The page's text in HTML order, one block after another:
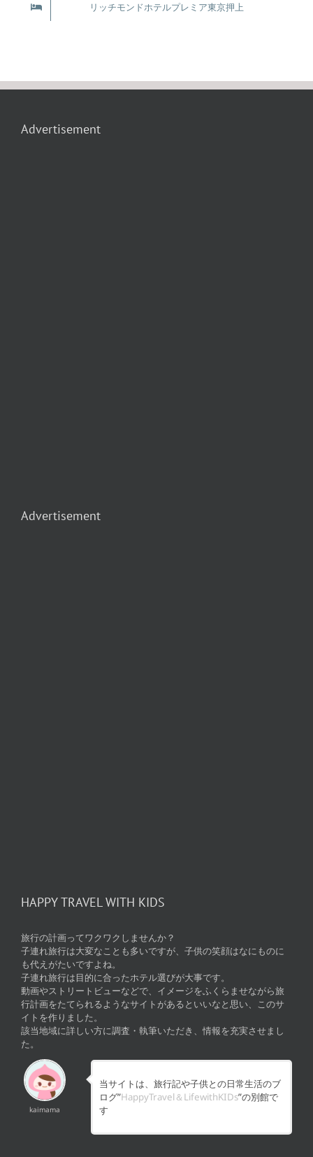
リッチモンドホテルプレミア東京押上
Advertisement
Advertisement
HAPPY TRAVEL WITH KIDS
旅行の計画ってワクワクしませんか？
子連れ旅行は大変なことも多いですが、子供の笑顔はなにものに
も代えがたいですよね。
子連れ旅行は目的に合ったホテル選びが大事です。
動画やストリートビューなどで、イメージをふくらませながら旅
行計画をたてられるようなサイトがあるといいなと思い、このサ
イトを作りました。
該当地域に詳しい方に調査・執筆いただき、情報を充実させまし
た。
kaimama
当サイトは、旅行記や子供との日常生活のブ
ログ”HappyTravel＆LifewithKIDs”の別館で
す